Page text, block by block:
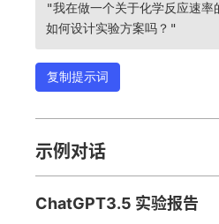
"我在做一个关于化学反应速率
如何设计实验方案吗？"
复制提示词
示例对话
ChatGPT3.5 实验报告